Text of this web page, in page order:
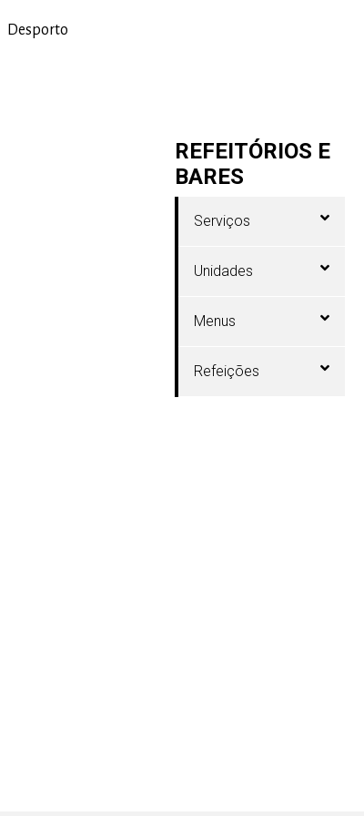
Desporto
REFEITÓRIOS E
BARES
Serviços
Unidades
Menus
Refeições